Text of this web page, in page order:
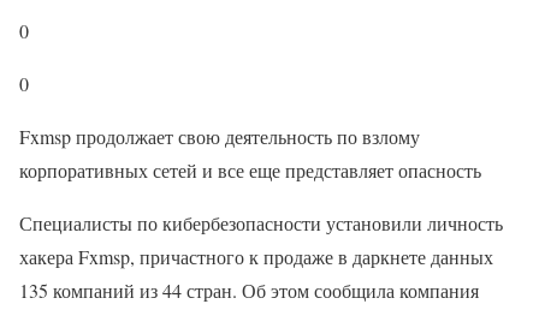
0
0
Fxmsp продолжает свою деятельность по взлому
корпоративных сетей и все еще представляет опасность
Специалисты по кибербезопасности установили личность
хакера Fxmsp, причастного к продаже в даркнете данных
135 компаний из 44 стран. Об этом сообщила компания